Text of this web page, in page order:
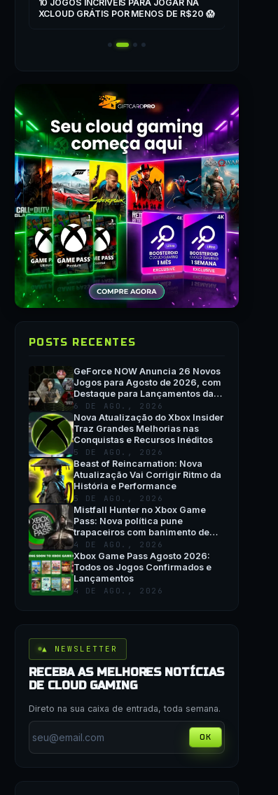
10 JOGOS INCRÍVEIS PARA JOGAR NA
XCLOUD GRÁTIS POR MENOS DE R$20 😱
POSTS RECENTES
GeForce NOW Anuncia 26 Novos
Jogos para Agosto de 2026, com
Destaque para Lançamentos da
Semana e QuakeCon
6 DE AGO., 2026
Nova Atualização do Xbox Insider
Traz Grandes Melhorias nas
Conquistas e Recursos Inéditos
5 DE AGO., 2026
Beast of Reincarnation: Nova
Atualização Vai Corrigir Ritmo da
História e Performance
5 DE AGO., 2026
Mistfall Hunter no Xbox Game
Pass: Nova política pune
trapaceiros com banimento de
hardware
4 DE AGO., 2026
Xbox Game Pass Agosto 2026:
Todos os Jogos Confirmados e
Lançamentos
4 DE AGO., 2026
▲ NEWSLETTER
RECEBA AS MELHORES NOTÍCIAS
DE CLOUD GAMING
Direto na sua caixa de entrada, toda semana.
OK